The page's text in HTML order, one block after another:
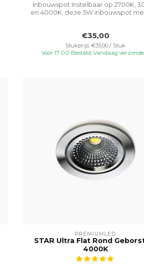
Inbouwspot Instelbaar op 2700K,
en 4000K, deze 5W inbouwspot
€35,00
Stukprijs: €35,00 / Stuk
Voor 17:00 Besteld, Vandaag
PREMIUMLED
STAR Ultra Flat Rond
4000K